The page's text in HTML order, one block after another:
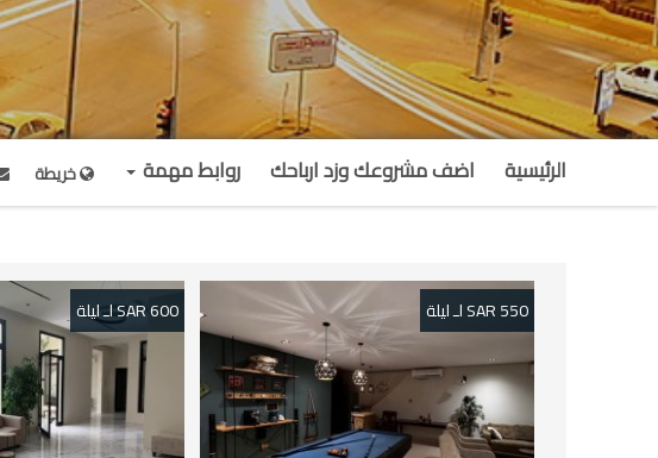
الرئيسية اضف مشروعك وزد ارباحك روابط مهمة خريطة
600 SAR لـ ليلة 550 SAR لـ ليلة